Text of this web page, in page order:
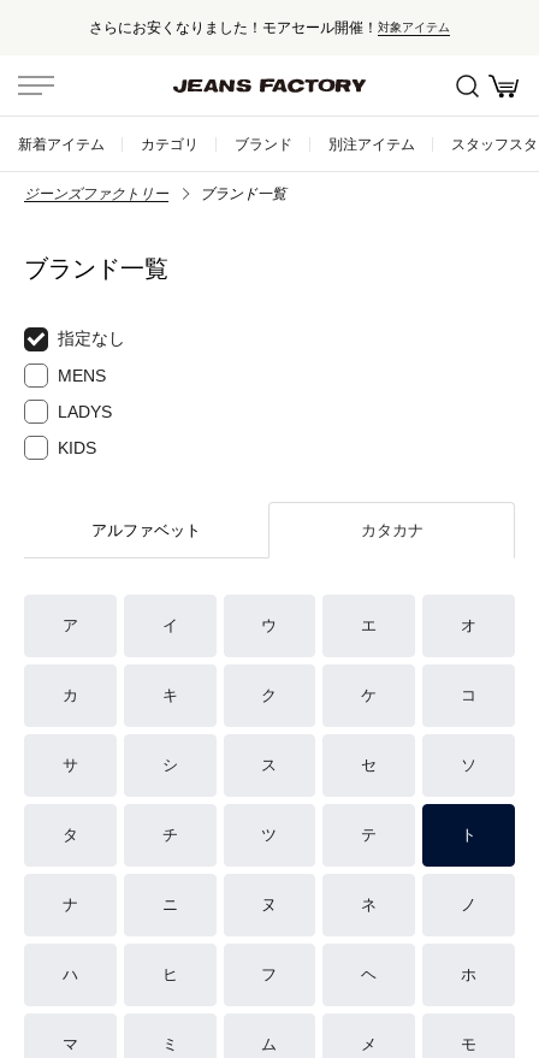
さらにお安くなりました！モアセール開催！ 対象アイテム
新着アイテム カテゴリ ブランド 別注アイテム スタッフス
ジーンズファクトリー ブランド一覧
ブランド一覧
指定なし
MENS
LADYS
KIDS
アルファベット カタカナ
ア イ ウ エ オ
カ キ ク ケ コ
サ シ ス セ ソ
タ チ ツ テ ト
ナ ニ ヌ ネ ノ
ハ ヒ フ ヘ ホ
マ ミ ム メ モ